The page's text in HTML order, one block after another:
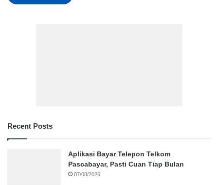
Recent Posts
Aplikasi Bayar Telepon Telkom
Pascabayar, Pasti Cuan Tiap Bulan
07/08/2026